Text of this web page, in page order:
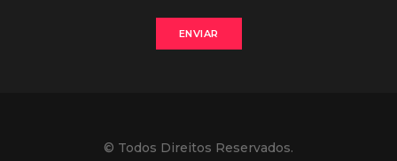
ENVIAR
© Todos Direitos Reservados.